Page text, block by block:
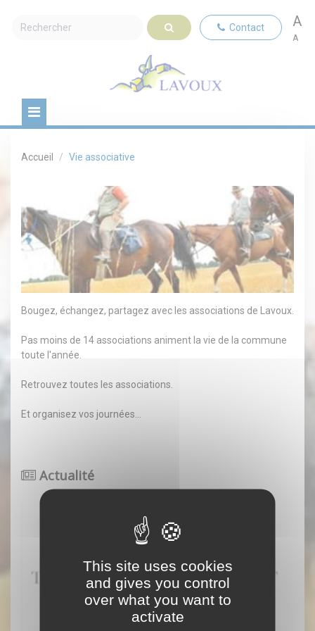
Contact A
A
Accueil Vie associative
Bougez, échangez, partagez avec les associations de Lavoux.
Pas moins de 14 associations animent la vie de la commune
toute l'année.
Retrouvez toutes les associations.
Et organisez vos journées...
Actualité
This site uses cookies
and gives you control
over what you want to
activate